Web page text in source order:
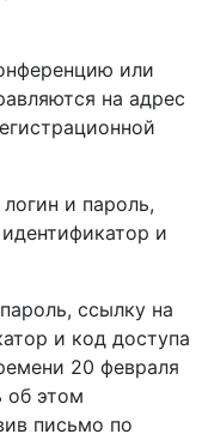
или
на адрес
и пароль,
и
ссылку на
и код доступа
20 февраля
об этом
письмо по